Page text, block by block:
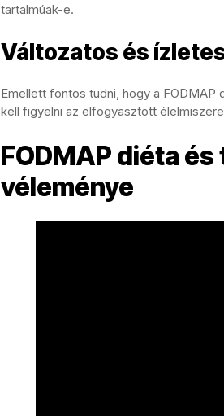
tartalmúak-e.
Változatos és
Emellett fontos tudni, hogy a
kell figyelni az elfogyasztott
FODMAP diéta
véleménye